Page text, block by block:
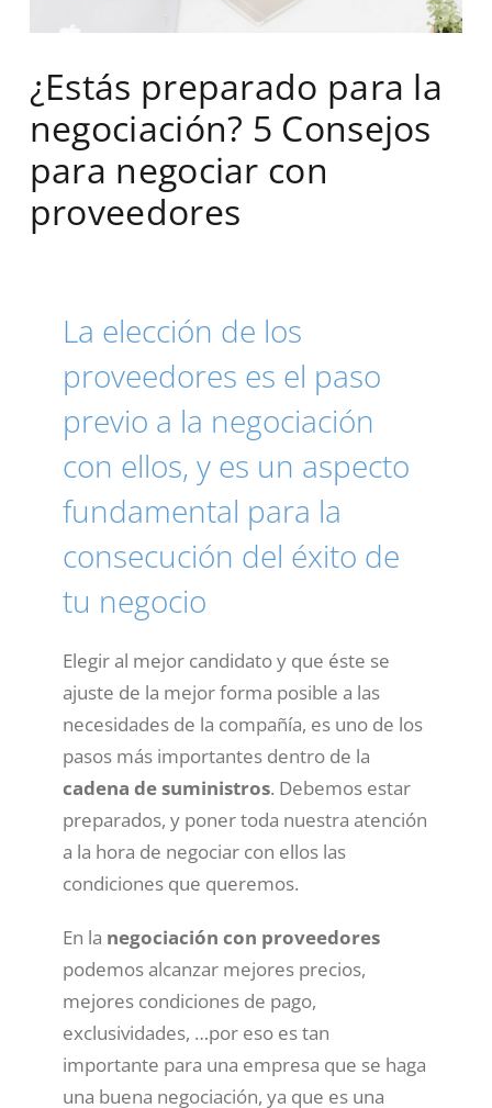
¿Estás preparado para la
negociación? 5 Consejos
para negociar con
proveedores
La elección de los
proveedores es el paso
previo a la negociación
con ellos, y es un aspecto
fundamental para la
consecución del éxito de
tu negocio
Elegir al mejor candidato y que éste se
ajuste de la mejor forma posible a las
necesidades de la compañía, es uno de los
pasos más importantes dentro de la
cadena de suministros. Debemos estar
preparados, y poner toda nuestra atención
a la hora de negociar con ellos las
condiciones que queremos.
En la negociación con proveedores
podemos alcanzar mejores precios,
mejores condiciones de pago,
exclusividades, …por eso es tan
importante para una empresa que se haga
una buena negociación, ya que es una